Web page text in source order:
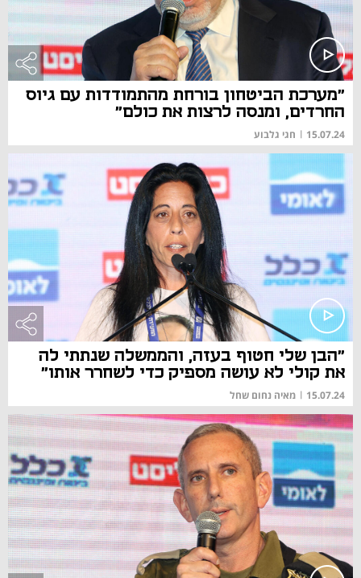
"מערכת הביטחון בורחת מהתמודדות עם גיוס
החרדים, ומנסה לרצות את כולם"
15.07.24
| חגי גלבוע
"הבן שלי חטוף בעזה, והממשלה שנתתי לה
את קולי לא עושה מספיק כדי לשחרר אותו"
15.07.24
| מאיה נחום שחל